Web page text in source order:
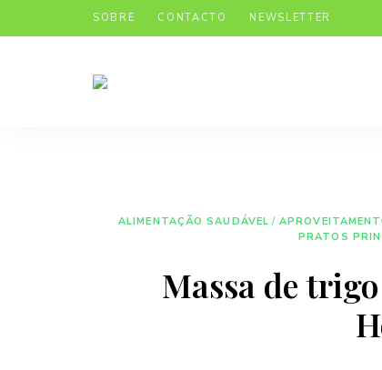
SOBRE CONTACTO NEWSLETTER
ALIMENTAÇÃO SAUDÁVEL /
PRATOS
Massa de